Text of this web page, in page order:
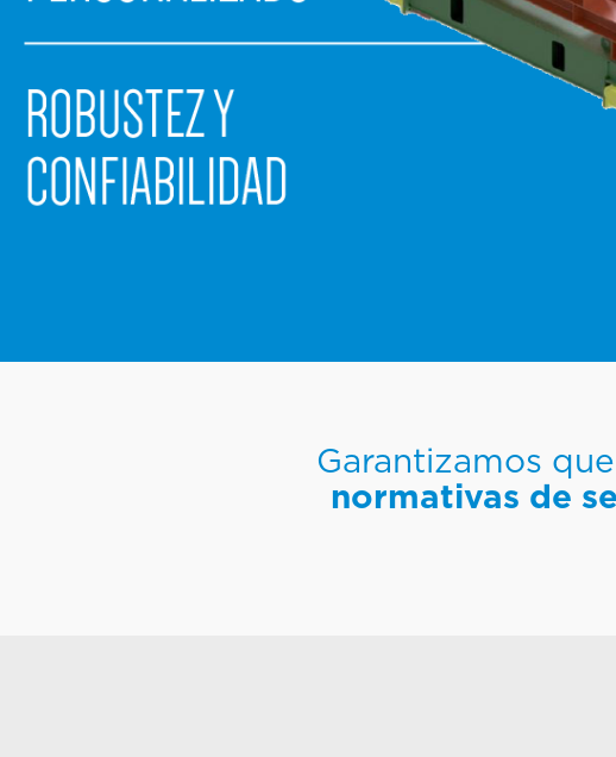
Garantizamos
normativas de